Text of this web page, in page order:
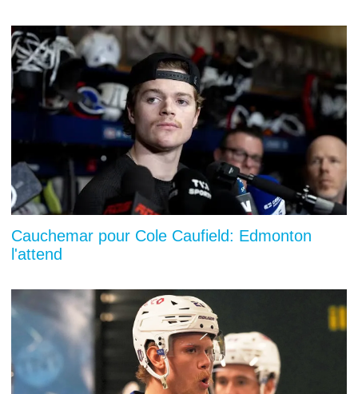
Cauchemar pour Cole Caufield: Edmonton
l'attend